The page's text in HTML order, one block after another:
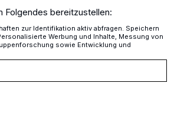
Folgendes bereitzustellen:
zur Identifikation aktiv abfragen. Speichern
Werbung und Inhalte, Messung von
sowie Entwicklung und